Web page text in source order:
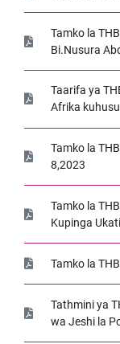
Tamko la
Bi.Nusura
Taarifa ya
Afrika
Tamko la
8,2023
Tamko la
Kupinga
Tamko la
Tathmini ya
wa Jeshi la